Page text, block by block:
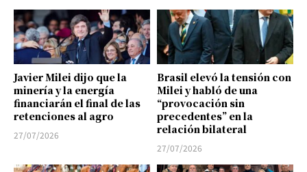
Javier Milei dijo que la
minería y la energía
financiarán el final de las
retenciones al agro
27/07/2026
Brasil elevó la tensión con
Milei y habló de una
“provocación sin
precedentes” en la
relación bilateral
27/07/2026